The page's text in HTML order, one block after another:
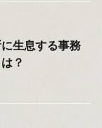
に生息する事務
？